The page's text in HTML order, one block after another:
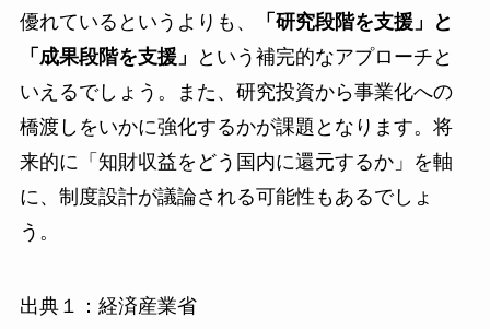
優れているというよりも、
「研究段階を支援」と
「成果段階を支援」
という補完的なアプローチと
いえるでしょう。また、研究投資から事業化への
橋渡しをいかに強化するかが課題となります。将
来的に「知財収益をどう国内に還元するか」を軸
に、制度設計が議論される可能性もあるでしょ
う。
出典１：経済産業省